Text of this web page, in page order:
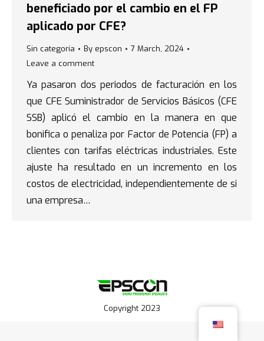
beneficiado por el cambio en el FP
aplicado por CFE?
Sin categoría By epscon
7 March, 2024
Leave a comment
Ya pasaron dos periodos de facturación en los
que CFE Suministrador de Servicios Básicos (CFE
SSB) aplicó el cambio en la manera en que
bonifica o penaliza por Factor de Potencia (FP) a
clientes con tarifas eléctricas industriales. Este
ajuste ha resultado en un incremento en los
costos de electricidad, independientemente de si
una empresa…
Copyright 2023